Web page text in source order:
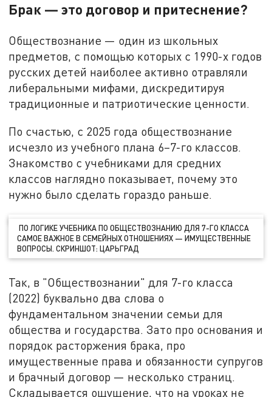
Брак — это договор и притеснение?
Обществознание — один из школьных
предметов, с помощью которых с 1990-х годов
русских детей наиболее активно отравляли
либеральными мифами, дискредитируя
традиционные и патриотические ценности.
По счастью, с 2025 года обществознание
исчезло из учебного плана 6–7-го классов.
Знакомство с учебниками для средних
классов наглядно показывает, почему это
нужно было сделать гораздо раньше.
ПО ЛОГИКЕ УЧЕБНИКА ПО ОБЩЕСТВОЗНАНИЮ ДЛЯ 7-ГО КЛАССА
САМОЕ ВАЖНОЕ В СЕМЕЙНЫХ ОТНОШЕНИЯХ — ИМУЩЕСТВЕННЫЕ
ВОПРОСЫ. СКРИНШОТ: ЦАРЬГРАД
Так, в "Обществознании" для 7-го класса
(2022) буквально два слова о
фундаментальном значении семьи для
общества и государства. Зато про основания и
порядок расторжения брака, про
имущественные права и обязанности супругов
и брачный договор — несколько страниц.
Складывается ощущение, что на уроках не